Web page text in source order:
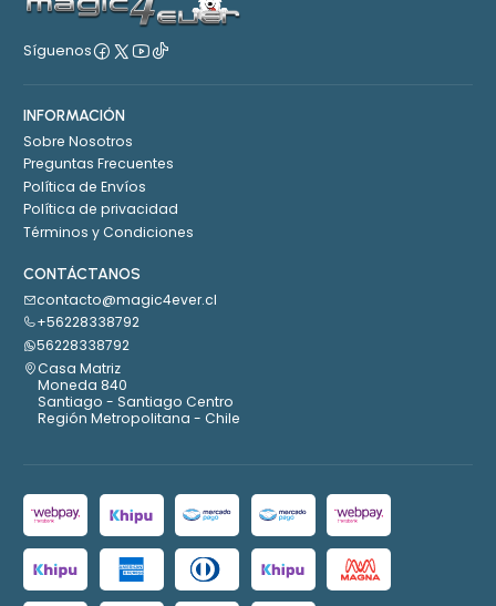
Síguenos
INFORMACIÓN
Sobre Nosotros
Preguntas Frecuentes
Política de Envíos
Política de privacidad
Términos y Condiciones
CONTÁCTANOS
contacto@magic4ever.cl
+56228338792
56228338792
Casa Matriz
Moneda 840
Santiago - Santiago Centro
Región Metropolitana - Chile